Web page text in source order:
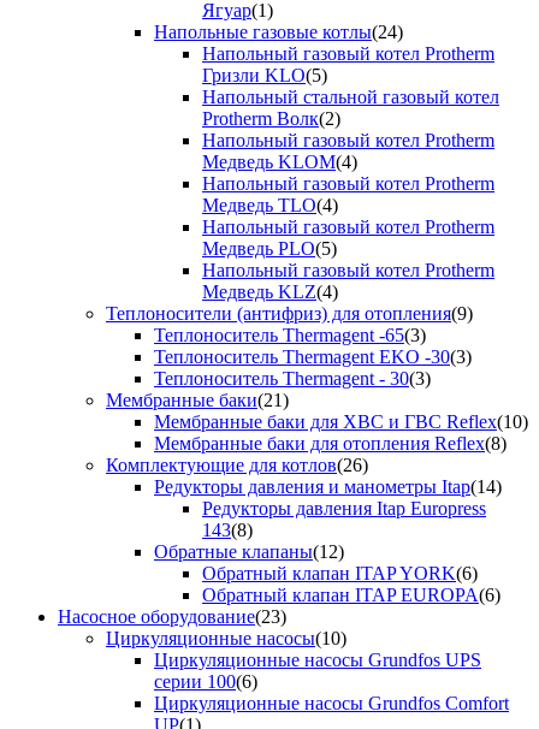
Ягуар(1)
Напольные газовые котлы(24)
Напольный газовый котел Protherm
Гризли KLO(5)
Напольный стальной газовый котел
Protherm Волк(2)
Напольный газовый котел Protherm
Медведь KLOM(4)
Напольный газовый котел Protherm
Медведь TLO(4)
Напольный газовый котел Protherm
Медведь PLO(5)
Напольный газовый котел Protherm
Медведь KLZ(4)
Теплоносители (антифриз) для отопления(9)
Теплоноситель Thermagent -65(3)
Теплоноситель Thermagent EKO -30(3)
Теплоноситель Thermagent - 30(3)
Мембранные баки(21)
Мембранные баки для ХВС и ГВС Reflex(10)
Мембранные баки для отопления Reflex(8)
Комплектующие для котлов(26)
Редукторы давления и манометры Itap(14)
Редукторы давления Itap Europress
143(8)
Обратные клапаны(12)
Обратный клапан ITAP YORK(6)
Обратный клапан ITAP EUROPA(6)
Насосное оборудование(23)
Циркуляционные насосы(10)
Циркуляционные насосы Grundfos UPS
серии 100(6)
Циркуляционные насосы Grundfos Comfort
UP(1)